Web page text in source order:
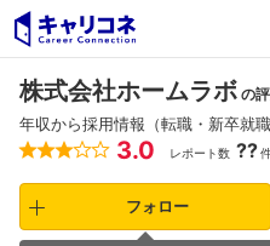
株式会社ホームラボ の
年収から採用情報（転職・新卒就
3.0 レポート数 ??
フォロー